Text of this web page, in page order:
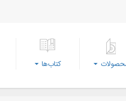
کتاب‌ها